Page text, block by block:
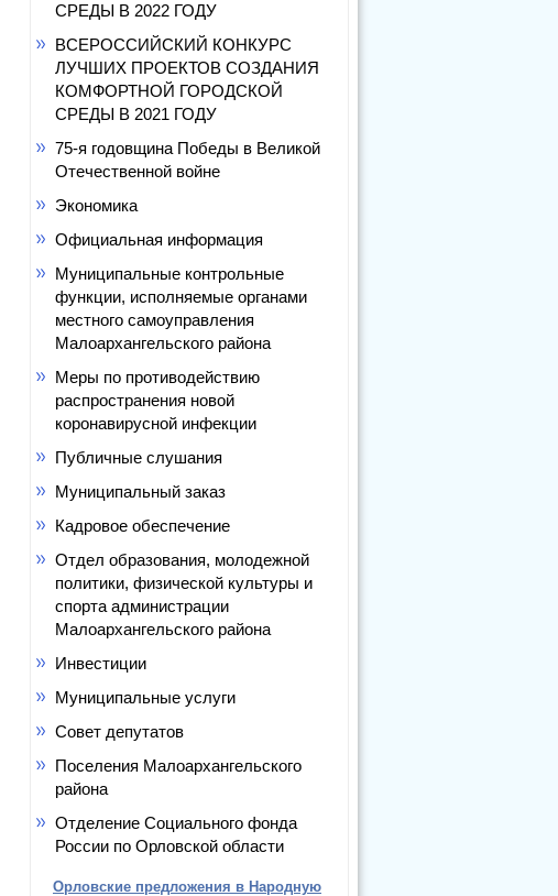
СРЕДЫ В 2022 ГОДУ
ВСЕРОССИЙСКИЙ КОНКУРС
ЛУЧШИХ ПРОЕКТОВ СОЗДАНИЯ
КОМФОРТНОЙ ГОРОДСКОЙ
СРЕДЫ В 2021 ГОДУ
75-я годовщина Победы в Великой
Отечественной войне
Экономика
Официальная информация
Муниципальные контрольные
функции, исполняемые органами
местного самоуправления
Малоархангельского района
Меры по противодействию
распространения новой
коронавирусной инфекции
Публичные слушания
Муниципальный заказ
Кадровое обеспечение
Отдел образования, молодежной
политики, физической культуры и
спорта администрации
Малоархангельского района
Инвестиции
Муниципальные услуги
Совет депутатов
Поселения Малоархангельского
района
Отделение Социального фонда
России по Орловской области
Орловские предложения в Народную